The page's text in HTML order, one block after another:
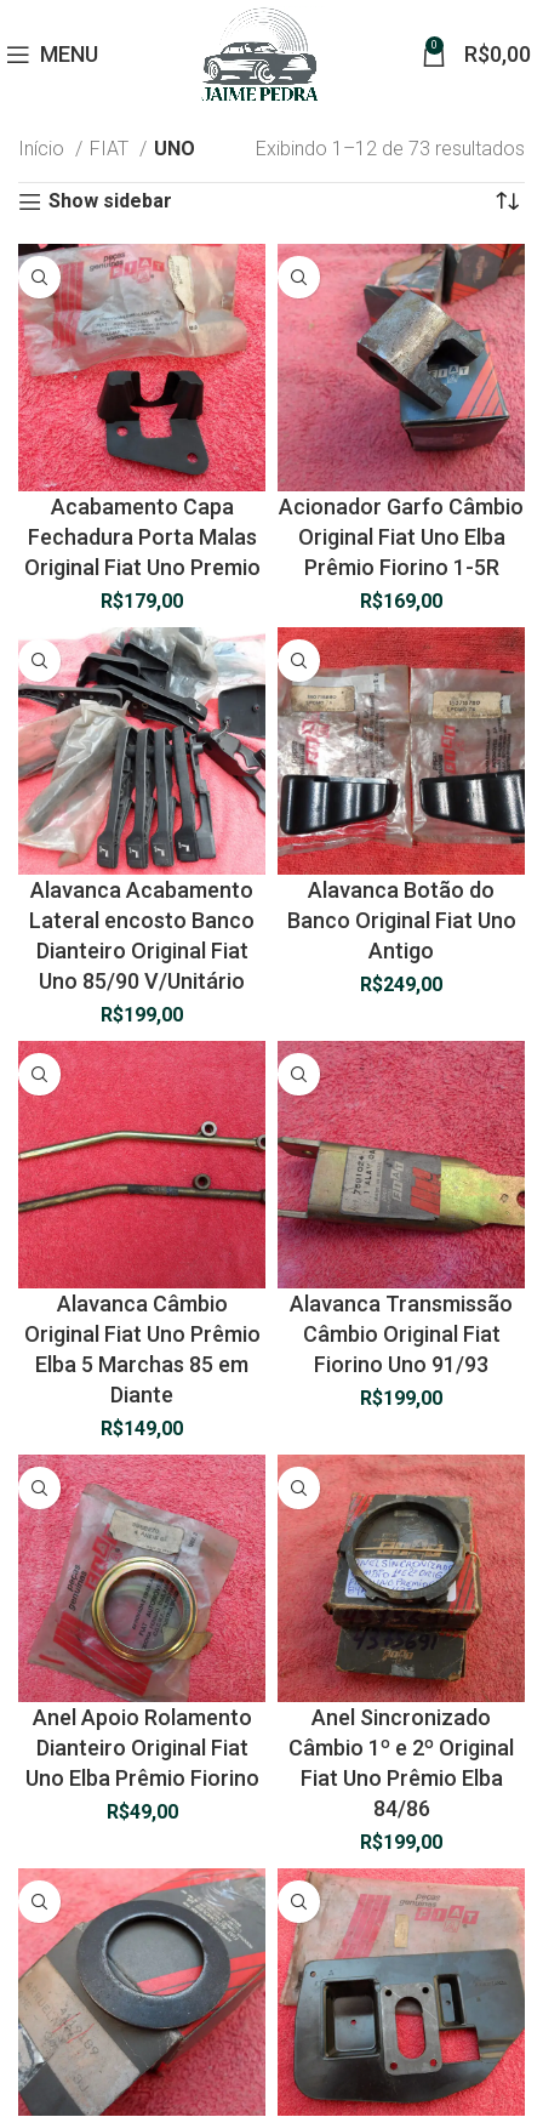
MENU 0 R$0,00
Início FIAT UNO Exibindo 1–12 de 73 resultados
Show sidebar
Acabamento Capa
Fechadura Porta Malas
Original Fiat Uno Premio
R$179,00
Acionador Garfo Câmbio
Original Fiat Uno Elba
Prêmio Fiorino 1-5R
R$169,00
Alavanca Acabamento
Lateral encosto Banco
Dianteiro Original Fiat
Uno 85/90 V/Unitário
R$199,00
Alavanca Botão do
Banco Original Fiat Uno
Antigo
R$249,00
Alavanca Câmbio
Original Fiat Uno Prêmio
Elba 5 Marchas 85 em
Diante
R$149,00
Alavanca Transmissão
Câmbio Original Fiat
Fiorino Uno 91/93
R$199,00
Anel Apoio Rolamento
Dianteiro Original Fiat
Uno Elba Prêmio Fiorino
R$49,00
Anel Sincronizado
Câmbio 1º e 2º Original
Fiat Uno Prêmio Elba
84/86
R$199,00